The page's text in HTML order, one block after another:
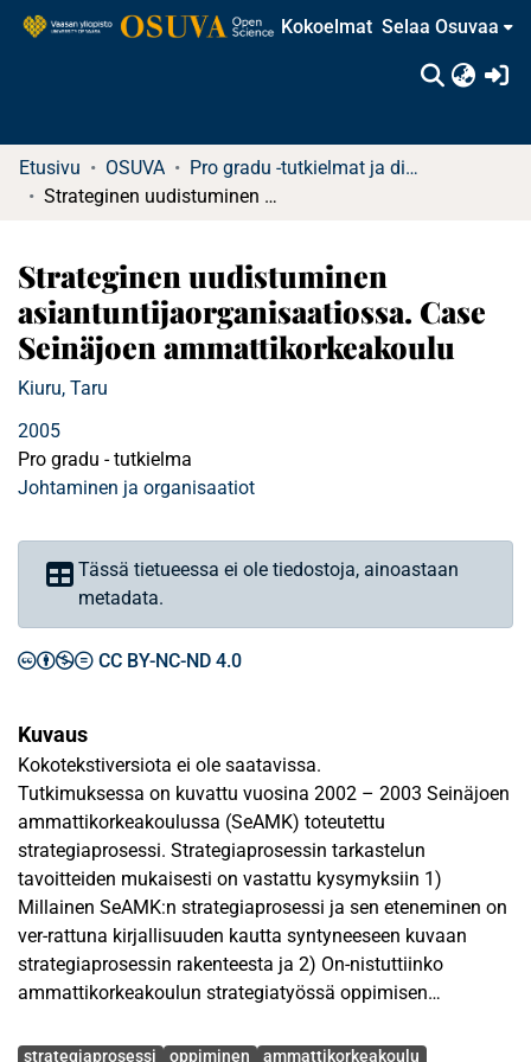
Kokoelmat Selaa Osuvaa
Etusivu OSUVA
Pro gradu -tutkielmat ja diplomityöt
Strateginen uudistuminen asiantuntijaorganisaatiossa. Case Seinäjoen ammattikorkeakoulu
Strateginen uudistuminen
asiantuntijaorganisaatiossa. Case
Seinäjoen ammattikorkeakoulu
Kiuru, Taru
2005
Pro gradu - tutkielma
Johtaminen ja organisaatiot
Tässä tietueessa ei ole tiedostoja, ainoastaan
metadata.
CC BY-NC-ND 4.0
Kuvaus
Kokotekstiversiota ei ole saatavissa.
Tutkimuksessa on kuvattu vuosina 2002 – 2003 Seinäjoen
ammattikorkeakoulussa (SeAMK) toteutettu
strategiaprosessi. Strategiaprosessin tarkastelun
tavoitteiden mukaisesti on vastattu kysymyksiin 1)
Millainen SeAMK:n strategiaprosessi ja sen eteneminen on
ver-rattuna kirjallisuuden kautta syntyneeseen kuvaan
strategiaprosessin rakenteesta ja 2) On-nistuttiinko
ammattikorkeakoulun strategiatyössä oppimisen
Avainsanat
strategiaprosessi oppiminen ammattikorkeakoulu